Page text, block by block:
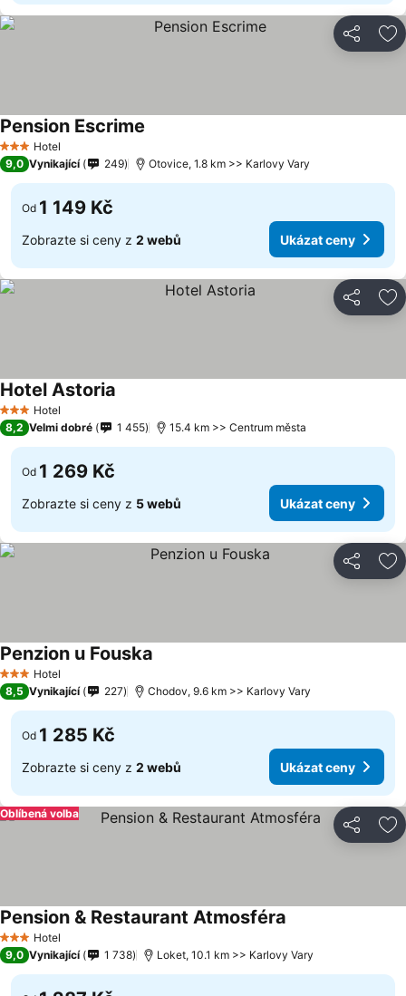
Sdílet
3 Počet hvězdiček
Hotel
Pension Escrime
9,0 Vynikající 249 Otovice, 1.8 km >> Karlovy Vary
Od 1 149 Kč
Zobrazte si ceny z 2 webů Ukázat ceny
Sdílet
3 Počet hvězdiček
Hotel
Hotel Astoria
8,2 Velmi dobré 1 455 15.4 km >> Centrum města
Od 1 269 Kč
Zobrazte si ceny z 5 webů Ukázat ceny
Sdílet
3 Počet hvězdiček
Hotel
Penzion u Fouska
8,5 Vynikající 227 Chodov, 9.6 km >> Karlovy Vary
Od 1 285 Kč
Zobrazte si ceny z 2 webů Ukázat ceny
Sdílet
Oblíbená volba
3 Počet hvězdiček
Hotel
Pension & Restaurant Atmosféra
9,0 Vynikající 1 738 Loket, 10.1 km >> Karlovy Vary